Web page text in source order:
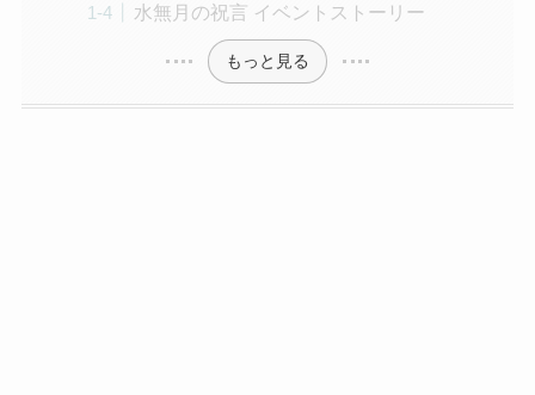
水無月の祝言 イベントストーリー
もっと見る